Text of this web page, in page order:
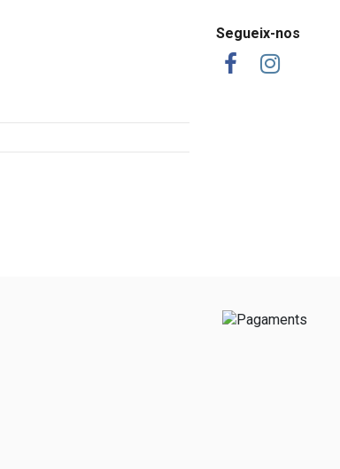
Segueix-nos